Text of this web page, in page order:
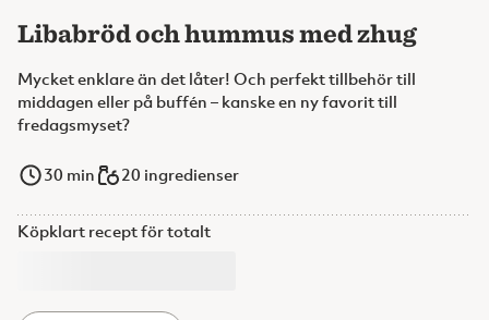
Libabröd och hummus med zhug
Mycket enklare än det låter! Och perfekt tillbehör till
middagen eller på buffén – kanske en ny favorit till
fredagsmyset?
30 min 20 ingredienser
Köpklart recept för totalt